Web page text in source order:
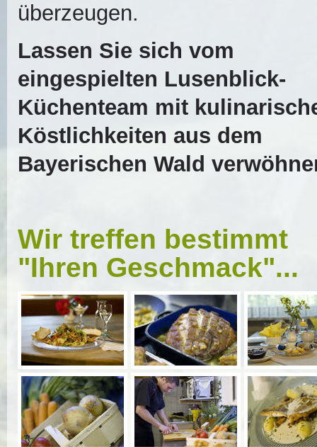
überzeugen.
Lassen Sie sich vom
eingespielten Lusenblick-
Küchenteam mit
Köstlichkeiten aus dem
Bayerischen Wald
Wir treffen bestimmt
"Ihren Geschmack"...